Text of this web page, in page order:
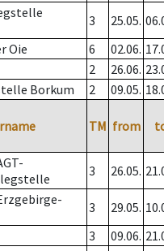
3 25.05.
Oie 6 02.06.
2 26.06.
Borkum 2 09.05.
TM from
3 26.05.
3 29.05.
3 09.06.